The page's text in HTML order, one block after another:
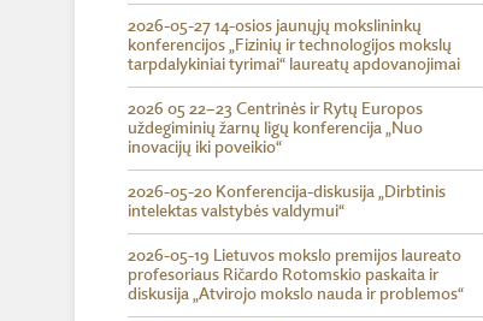
2026-05-27 14-osios jaunųjų mokslininkų
konferencijos „Fizinių ir technologijos mokslų
tarpdalykiniai tyrimai“ laureatų apdovanojimai
2026 05 22–23 Centrinės ir Rytų Europos
uždegiminių žarnų ligų konferencija „Nuo
inovacijų iki poveikio“
2026-05-20 Konferencija-diskusija „Dirbtinis
intelektas valstybės valdymui“
2026-05-19 Lietuvos mokslo premijos laureato
profesoriaus Ričardo Rotomskio paskaita ir
diskusija „Atvirojo mokslo nauda ir problemos“